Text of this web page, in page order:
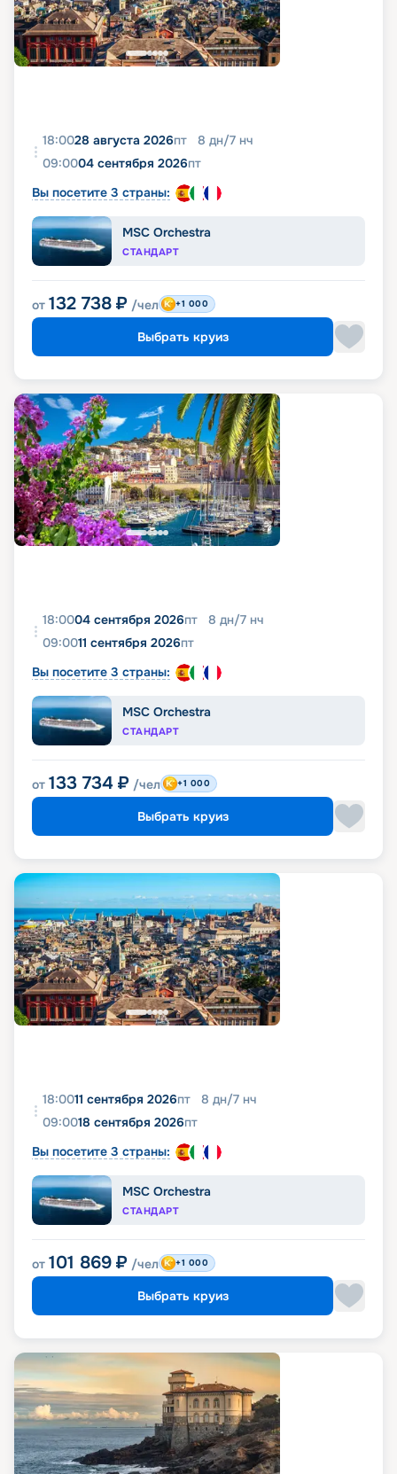
18:0028 августа 2026пт 8 дн/7 нч
09:0004 сентября 2026пт
Вы посетите 3 страны:
MSC Orchestra
СТАНДАРТ
от 132 738 ₽ /чел +1 000
Выбрать круиз
18:0004 сентября 2026пт 8 дн/7 нч
09:0011 сентября 2026пт
Вы посетите 3 страны:
MSC Orchestra
СТАНДАРТ
от 133 734 ₽ /чел +1 000
Выбрать круиз
18:0011 сентября 2026пт 8 дн/7 нч
09:0018 сентября 2026пт
Вы посетите 3 страны:
MSC Orchestra
СТАНДАРТ
от 101 869 ₽ /чел +1 000
Выбрать круиз